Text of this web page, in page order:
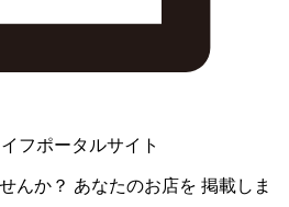
フポータルサイト
んか？ あなたのお店を 掲載しま